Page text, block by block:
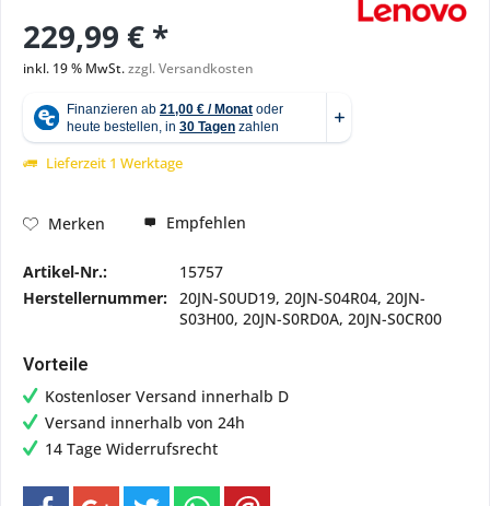
229,99 € *
inkl. 19 % MwSt.zzgl. Versandkosten
Lieferzeit 1 Werktage
Merken Empfehlen
Artikel-Nr.:
15757
Herstellernummer: 20JN-S0UD19, 20JN-S04R04, 20JN-
S03H00, 20JN-S0RD0A, 20JN-S0CR00
Vorteile
Kostenloser Versand innerhalb D
Versand innerhalb von 24h
14 Tage Widerrufsrecht